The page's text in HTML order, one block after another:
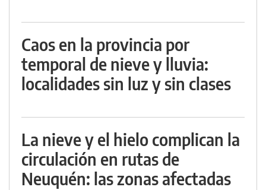
Caos en la provincia por
temporal de nieve y lluvia:
localidades sin luz y sin clases
La nieve y el hielo complican la
circulación en rutas de
Neuquén: las zonas afectadas